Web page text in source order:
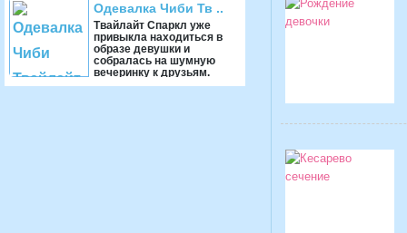
об эт ...
Одевалка Чиби Тв ..
Твайлайт Спаркл уже
привыкла находиться в
образе девушки и
собралась на шумную
вечеринку к друзьям.
Помоги ей подобрать